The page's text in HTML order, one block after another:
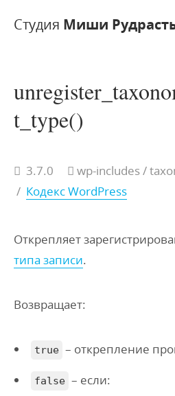
Студия Миши
t_type()
3.7.0
wp-includes /
/ Кодекс WordPress
Открепляет
типа записи.
Возвращает:
true – открепление
false – если: